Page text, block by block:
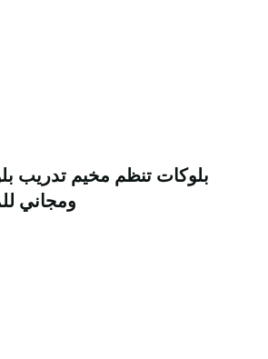
بلوكات تنظم مخيم تدريب
ومجاني